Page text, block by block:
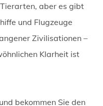
aber es gibt
und Flugzeuge
Zivilisationen –
Klarheit ist
bekommen Sie den